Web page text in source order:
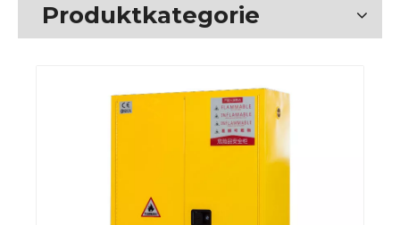
Produktkategorie